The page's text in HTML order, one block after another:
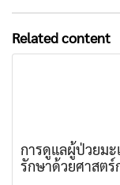
Related content
การดูแลผู้ป่วยมะ
รักษาด้วยศาสต